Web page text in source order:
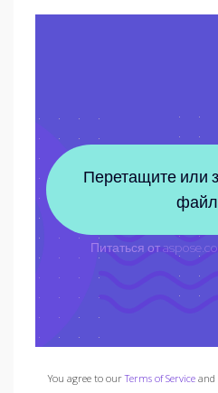
You agree to ourTerms of Serviceand